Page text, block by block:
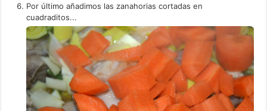
Por último añadimos las zanahorias cortadas en
cuadraditos...